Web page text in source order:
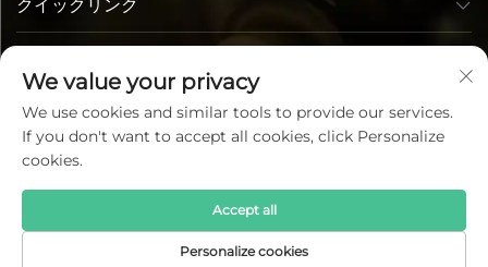
クイックリンク
Copyright © Lumi Photoelectric Technology Co., Ltd. All
プライバシーポリシー
We value your privacy
We use cookies and similar tools to provide our services.
If you don't want to accept all cookies, click Personalize
cookies.
Personalize cookies
Accept all